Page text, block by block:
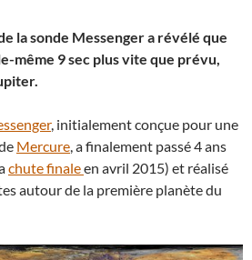
la sonde Messenger a révélé que
même 9 sec plus vite que prévu,
, initialement conçue pour une
Mercure, a finalement passé 4 ans
chute finaleen avril 2015) et réalisé
autour de la première planète du